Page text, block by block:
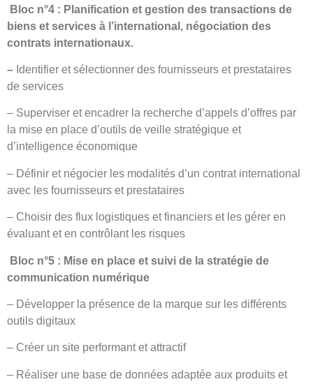
Bloc n°4 : Planification et gestion des transactions de
biens et services à l’international , négociation des
contrats internationaux.
– Identifier et sélectionner des fournisseurs et prestataires
de services
– Superviser et encadrer la recherche d’appels d’offres par
la mise en place d’outils de veille stratégique et
d’intelligence économique
– Définir et négocier les modalités d’un contrat international
avec les fournisseurs et prestataires
– Choisir des flux logistiques et financiers et les gérer en
évaluant et en contrôlant les risques
Bloc n°5 : Mise en place et suivi de la stratégie de
communication numérique
– Développer la présence de la marque sur les différents
outils digitaux
– Créer un site performant et attractif
– Réaliser une base de données adaptée aux produits et